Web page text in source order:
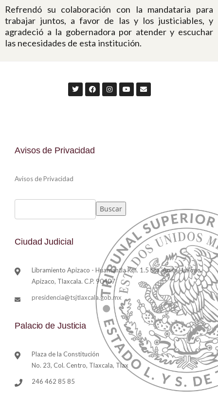
Refrendó su colaboración con la mandataria para
trabajar juntos, a favor de las y los justiciables, y
agradeció a la gobernadora por atender y escuchar
las necesidades de esta institución.
Avisos de Privacidad
Avisos de Privacidad
Buscar
Ciudad Judicial
Libramiento Apizaco - Huamantla Km. 1.5 Sta. Anita Huiloac,
Apizaco, Tlaxcala. C.P. 90407
presidencia@tsjtlaxcala.gob.mx
Palacio de Justicia
Plaza de la Constitución
No. 23, Col. Centro, Tlaxcala, Tlax
246 462 85 85